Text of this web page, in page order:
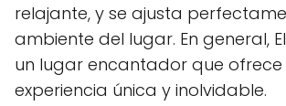
relajante, y se ajusta
ambiente del lugar. En general,
un lugar encantador que ofrece
experiencia única y inolvidable.